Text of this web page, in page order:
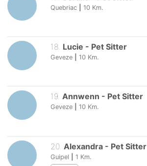
Quebriac 10 Km.
18. Lucie - Pet Sitter
Geveze 10 Km.
19. Annwenn - Pet Sitter
Geveze 10 Km.
20. Alexandra - Pet Sitter
Guipel 1 Km.